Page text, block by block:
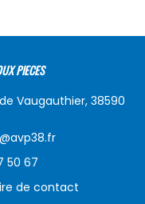
PIECES
Vaugauthier, 38590
50 67
de contact